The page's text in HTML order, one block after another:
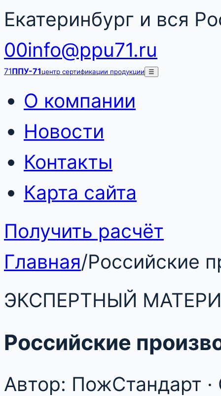
Екатеринбург и вся
00info@ppu71.ru
71ППУ-71центр сертификации продукции ☰
О компании
Новости
Контакты
Карта сайта
Получить расчёт
Главная/Российские
ЭКСПЕРТНЫЙ
Российские
Автор: ПожСтандарт ·